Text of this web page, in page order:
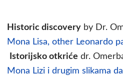
Historic discovery by Dr.
Mona Lisa, other Leonardo
Istorijsko otkriće dr.
Mona Lizi i drugim slikama